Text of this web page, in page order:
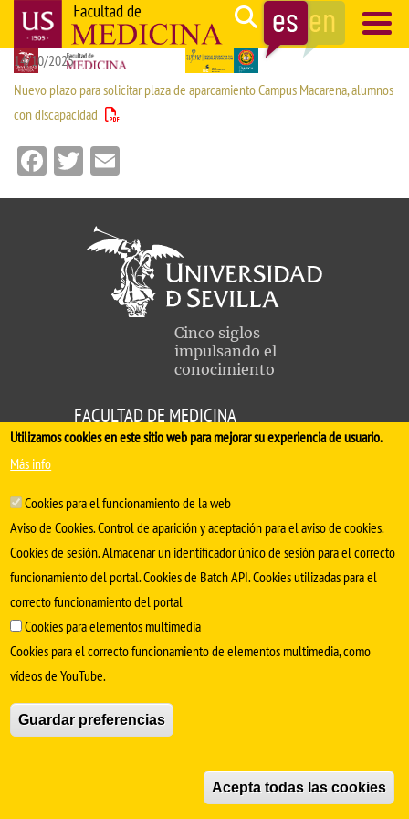
Pasar
contenido
principal
Search
Navegación
principal
14/10/2025
Nuevo plazo para solicitar plaza de aparcamiento Campus Macarena, alumnos
con discapacidad
Facebook
Twitter
Cinco siglos
impulsando el
conocimiento
FACULTAD DE MEDICINA
Avda. Sánchez Pizjuán, s/n. 41009 Sevilla
Conserjería:
SÍGUENOS EN
Aviso Legal Protección de datos
© Copyright 2022 Universidad de Sevilla
Utilizamos cookies en este sitio web para mejorar su experiencia de usuario.
Más info
Cookies para el funcionamiento de la web
Aviso de Cookies. Control de aparición y aceptación para el aviso de cookies.
Cookies de sesión. Almacenar un identificador único de sesión para el correcto
funcionamiento del portal. Cookies de Batch API. Cookies utilizadas para el
correcto funcionamiento del portal
Cookies para elementos multimedia
Cookies para el correcto funcionamiento de elementos multimedia, como
vídeos de YouTube.
Guardar preferencias
Acepta todas las cookies